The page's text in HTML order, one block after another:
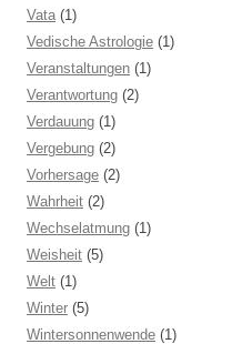
Vata (1)
Vedische Astrologie (1)
Veranstaltungen (1)
Verantwortung (2)
Verdauung (1)
Vergebung (2)
Vorhersage (2)
Wahrheit (2)
Wechselatmung (1)
Weisheit (5)
Welt (1)
Winter (5)
Wintersonnenwende (1)